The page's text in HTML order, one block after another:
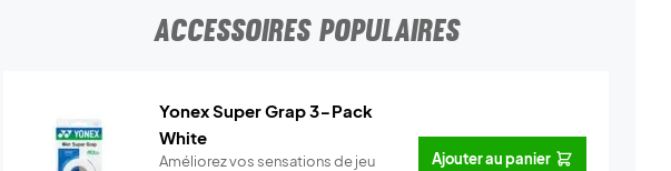
ACCESSOIRES POPULAIRES
Yonex Super Grap 3-Pack
White
Améliorez vos sensations de jeu
Ajouter au panier